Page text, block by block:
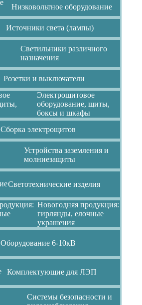
Низковольтное оборудование
Источники света (лампы)
Светильники различного
назначения
Розетки и выключатели
Электрощитовое
оборудование, щиты,
боксы и шкафы
Сборка электрощитов
Устройства заземления и
молниезащиты
Светотехнические изделия
Новогодняя продукция:
гирлянды, елочные
украшения
Оборудование 6-10кВ
Комплектующие для ЛЭП
Системы безопасности и